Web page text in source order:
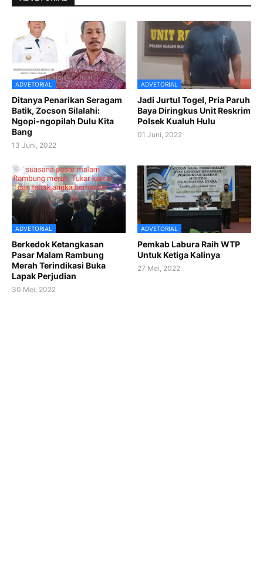
ADVETORIAL
Ditanya Penarikan Seragam
Batik, Zocson Silalahi:
Ngopi-ngopilah Dulu Kita
Bang
13 Juni, 2022
ADVETORIAL
Jadi Jurtul Togel, Pria Paruh
Baya Diringkus Unit Reskrim
Polsek Kualuh Hulu
01 Juni, 2022
ADVETORIAL
Berkedok Ketangkasan
Pasar Malam Rambung
Merah Terindikasi Buka
Lapak Perjudian
30 Mei, 2022
ADVETORIAL
Pemkab Labura Raih WTP
Untuk Ketiga Kalinya
27 Mei, 2022